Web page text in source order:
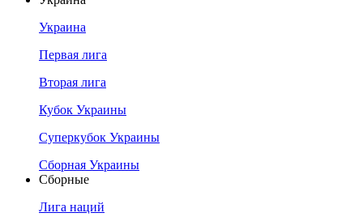
Украина
Первая лига
Вторая лига
Кубок Украины
Суперкубок Украины
Сборная Украины
Сборные
Лига наций